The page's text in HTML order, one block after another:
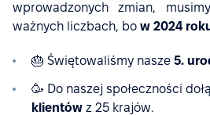
wprowadzonych zmian,
ważnych liczbach, bo w 2024
🎂 Świętowaliśmy nasze 5.
🥳 Do naszej społeczności
klientów z 25 krajów.